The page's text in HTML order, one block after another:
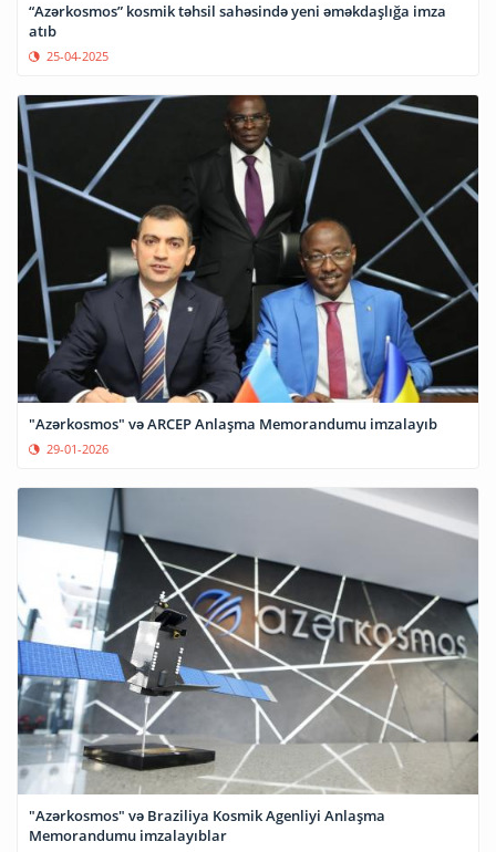
“Azərkosmos” kosmik təhsil sahəsində yeni əməkdaşlığa imza
atıb
25-04-2025
"Azərkosmos" və ARCEP Anlaşma Memorandumu imzalayıb
29-01-2026
"Azərkosmos" və Braziliya Kosmik Agenliyi Anlaşma
Memorandumu imzalayıblar